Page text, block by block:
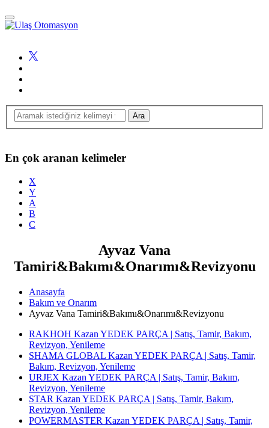
En çok aranan kelimeler
X
Y
A
B
C
Ayvaz Vana
Tamiri&Bakımı&Onarımı&Revizyonu
Anasayfa
Bakım ve Onarım
Ayvaz Vana Tamiri&Bakımı&Onarımı&Revizyonu
RAKHOH Kazan YEDEK PARÇA | Satış, Tamir, Bakım,
Revizyon, Yenileme
SHAMA GLOBAL Kazan YEDEK PARÇA | Satış, Tamir,
Bakım, Revizyon, Yenileme
URJEX Kazan YEDEK PARÇA | Satış, Tamir, Bakım,
Revizyon, Yenileme
STAR Kazan YEDEK PARÇA | Satış, Tamir, Bakım,
Revizyon, Yenileme
POWERMASTER Kazan YEDEK PARÇA | Satış, Tamir,